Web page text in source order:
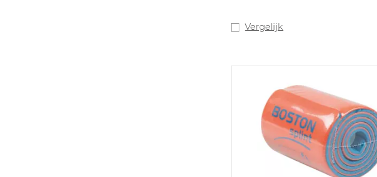
Vergelijk